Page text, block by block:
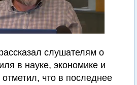
слушателям о
в науке, экономике и
что в последнее